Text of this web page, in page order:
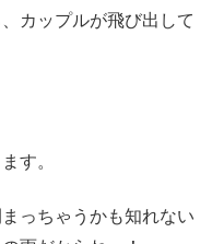
カップルが飛び出して
す。
っちゃうかも知れない